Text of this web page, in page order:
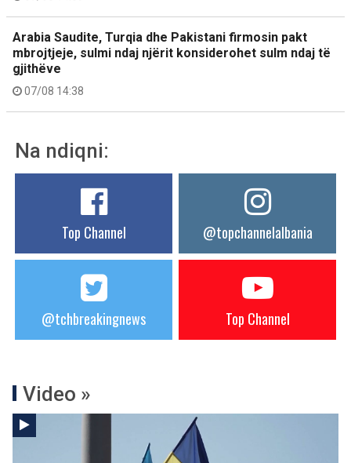
Arabia Saudite, Turqia dhe Pakistani firmosin pakt
mbrojtjeje, sulmi ndaj njërit konsiderohet sulm ndaj të
gjithëve
07/08 14:38
Na ndiqni:
Top Channel @topchannelalbania
@tchbreakingnews Top Channel
Video »